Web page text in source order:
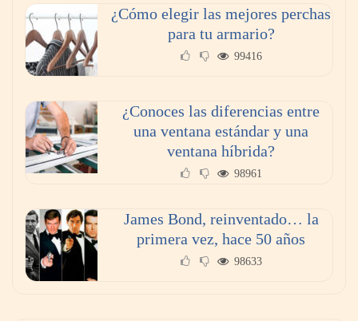
¿Cómo elegir las mejores perchas
para tu armario?
99416
¿Conoces las diferencias entre
una ventana estándar y una
ventana híbrida?
98961
James Bond, reinventado… la
primera vez, hace 50 años
98633